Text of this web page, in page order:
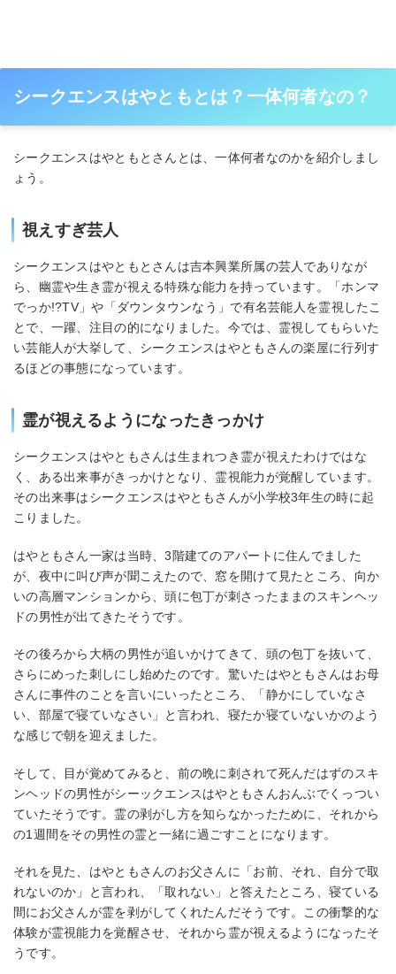
シークエンスはやともとは？一体何者なの？
シークエンスはやともとさんとは、一体何者なのかを紹介しまし
ょう。
視えすぎ芸人
シークエンスはやともとさんは吉本興業所属の芸人でありなが
ら、幽霊や生き霊が視える特殊な能力を持っています。「ホンマ
でっか!?TV」や「ダウンタウンなう」で有名芸能人を霊視したこ
とで、一躍、注目の的になりました。今では、霊視してもらいた
い芸能人が大挙して、シークエンスはやともさんの楽屋に行列す
るほどの事態になっています。
霊が視えるようになったきっかけ
シークエンスはやともさんは生まれつき霊が視えたわけではな
く、ある出来事がきっかけとなり、霊視能力が覚醒しています。
その出来事はシークエンスはやともさんが小学校3年生の時に起
こりました。
はやともさん一家は当時、3階建てのアパートに住んでました
が、夜中に叫び声が聞こえたので、窓を開けて見たところ、向か
いの高層マンションから、頭に包丁が刺さったままのスキンヘッ
ドの男性が出てきたそうです。
その後ろから大柄の男性が追いかけてきて、頭の包丁を抜いて、
さらにめった刺しにし始めたのです。驚いたはやともさんはお母
さんに事件のことを言いにいったところ、「静かにしていなさ
い、部屋で寝ていなさい」と言われ、寝たか寝ていないかのよう
な感じで朝を迎えました。
そして、目が覚めてみると、前の晩に刺されて死んだはずのスキ
ンヘッドの男性がシーックエンスはやともさんおんぶでくっつい
ていたそうです。霊の剥がし方を知らなかったために、それから
の1週間をその男性の霊と一緒に過ごすことになります。
それを見た、はやともさんのお父さんに「お前、それ、自分で取
れないのか」と言われ、「取れない」と答えたところ、寝ている
間にお父さんが霊を剥がしてくれたんだそうです。この衝撃的な
体験が霊視能力を覚醒させ、それから霊が視えるようになったそ
うです。